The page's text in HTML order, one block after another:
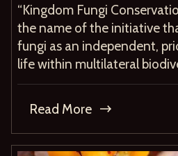
“Kingdom Fungi
the name of the initiative
fungi as an independent,
life within multilateral
Read More